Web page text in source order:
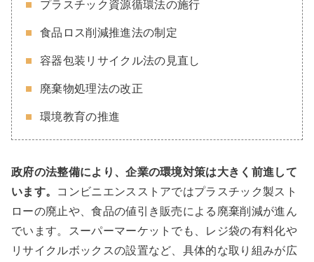
プラスチック資源循環法の施行
食品ロス削減推進法の制定
容器包装リサイクル法の見直し
廃棄物処理法の改正
環境教育の推進
政府の法整備により、企業の環境対策は大きく前進して
います。
コンビニエンスストアではプラスチック製スト
ローの廃止や、食品の値引き販売による廃棄削減が進ん
でいます。スーパーマーケットでも、レジ袋の有料化や
リサイクルボックスの設置など、具体的な取り組みが広